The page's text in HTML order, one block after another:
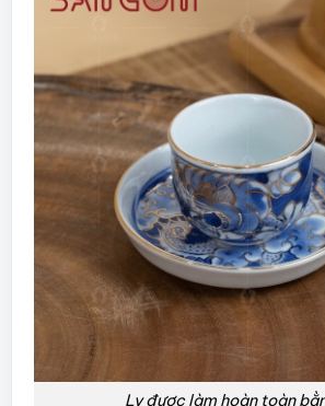
Ly được làm hoàn toàn